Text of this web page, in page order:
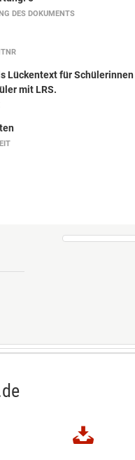
DES DOKUMENTS
Lückentext für Schülerinnen
mit LRS.